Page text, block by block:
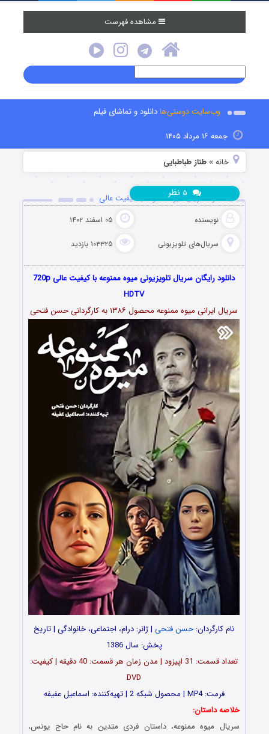
مشاهده فهرست
وب‌سایت دوستی‌هادانلود و تماشای فیلم
جمعه ۱۶ مرداد ۱۴۰۵
خانه »طناز طباطبایی
دانلود سریال میوه ممنوعه با کیفیت عالی
نویسنده ۰۵ اسفند ۱۴۰۲
سریال‌های تلویزیونی ۱۰۳۳۲۵ بازدید
نظر
دانلود رایگان سریال تلویزیونی میوه ممنوعه با کیفیت عالی 720p
HDTV
سریال ایرانی میوه ممنوعه محصول ۱۳۸۶ به کارگردانی حسن فتحی
نام کارگردان: حسن فتحی | ژانر: درام، اجتماعی، خانوادگی | تاریخ
پخش: سال 1386
تعداد قسمت‌: 31 اپیزود | مدن زمان هر قسمت: 40 دقیقه | کیفیت:
DVD
فرمت: MP4 | محصول شبکه 2 | تهیه‌کننده: اسماعیل عفیفه
خلاصه داستان:
سریال میوه ممنوعه، داستان فردی متدین به نام حاج یونس،